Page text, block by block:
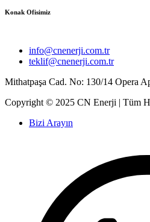
Konak Ofisimiz
info@cnenerji.com.tr
teklif@cnenerji.com.tr
Mithatpaşa Cad. No: 130/14 Opera
Copyright © 2025 CN Enerji | Tüm
Bizi Arayın